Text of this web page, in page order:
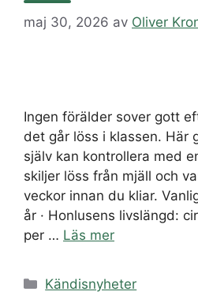
maj 30, 2026 av Oliver
Ingen förälder sover gott
det går löss i klassen. Här
själv kan kontrollera med
skiljer löss från mjäll och
veckor innan du kliar.
år · Honlusens livslängd:
per … Läs mer
Kategorier
Kändisnyheter